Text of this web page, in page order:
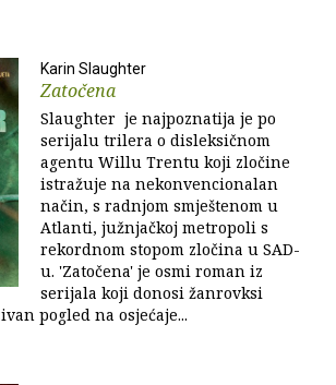
Karin Slaughter
Zatočena
Slaughter je najpoznatija je po
serijalu trilera o disleksičnom
agentu Willu Trentu koji zločine
istražuje na nekonvencionalan
način, s radnjom smještenom u
Atlanti, južnjačkoj metropoli s
rekordnom stopom zločina u SAD-
u. 'Zatočena' je osmi roman iz
serijala koji donosi žanrovksi
pogled na osjećaje...